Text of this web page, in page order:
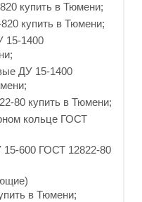
купить в Тюмени;
купить в Тюмени;
15-1400
ДУ 15-1400
80 купить в Тюмени;
кольце ГОСТ
15-600 ГОСТ 12822-80
в Тюмени;